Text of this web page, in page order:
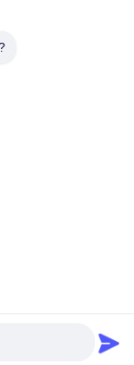
di ozono da 3